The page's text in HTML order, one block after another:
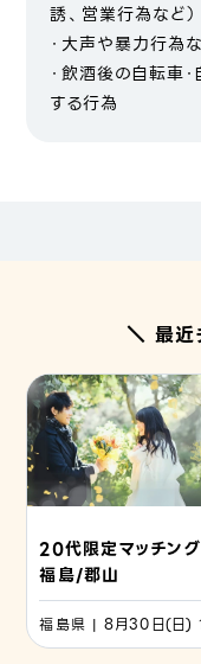
誘、営業行為など）
・大声や暴力行為
・飲酒後の自転車
する行為
＼ 最近
20代限定マッチン
福島/郡山
福島県 | 8月30日(日)